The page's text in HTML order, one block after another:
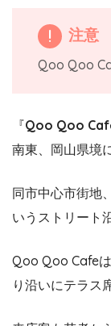
注意
Qoo Qoo
『Qoo Qoo
南東、岡山県境
同市中心市街地
いうストリート
Qoo Qoo Cafe
り沿いにテラス